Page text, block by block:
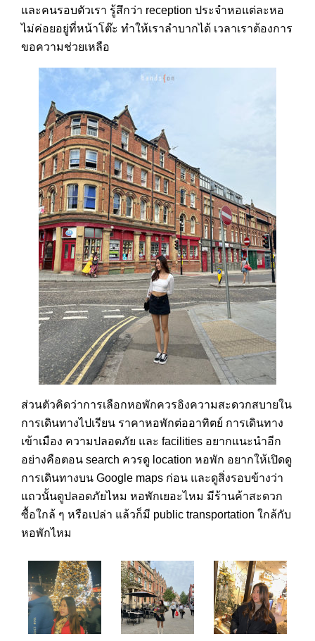
และคนรอบตัวเรา รู้สึกว่า reception ประจำหอแต่ละหอ
ไม่ค่อยอยู่ที่หน้าโต๊ะ ทำให้เราลำบากได้ เวลาเราต้องการ
ขอความช่วยเหลือ
ส่วนตัวคิดว่าการเลือกหอพักควรอิงความสะดวกสบายใน
การเดินทางไปเรียน ราคาหอพักต่ออาทิตย์ การเดินทาง
เข้าเมือง ความปลอดภัย และ facilities อยากแนะนำอีก
อย่างคือตอน search ควรดู location หอพัก อยากให้เปิดดู
การเดินทางบน Google maps ก่อน และดูสิ่งรอบข้างว่า
แถวนั้นดูปลอดภัยไหม หอพักเยอะไหม มีร้านค้าสะดวก
ซื้อใกล้ ๆ หรือเปล่า แล้วก็มี public transportation ใกล้กับ
หอพักไหม